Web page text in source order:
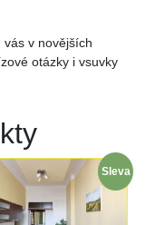
vás v novějších
otázky i vsuvky
Sleva